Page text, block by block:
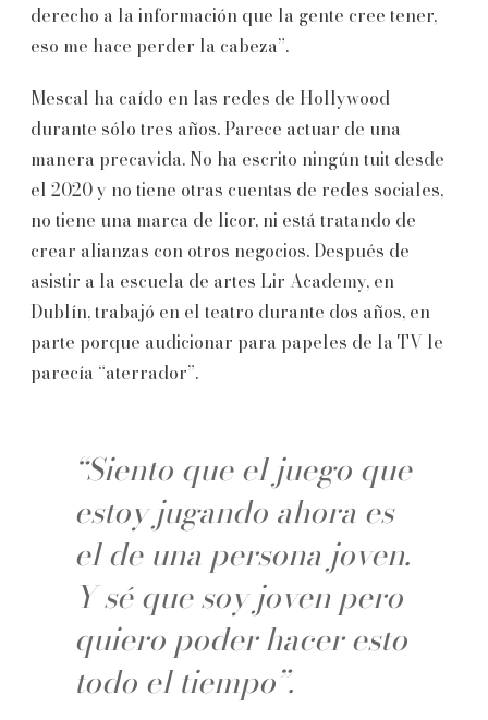
derecho a la información que la gente cree tener,
eso me hace perder la cabeza”.
Mescal ha caído en las redes de Hollywood
durante sólo tres años. Parece actuar de una
manera precavida. No ha escrito ningún tuit desde
el 2020 y no tiene otras cuentas de redes sociales,
no tiene una marca de licor, ni está tratando de
crear alianzas con otros negocios. Después de
asistir a la escuela de artes Lir Academy, en
Dublín, trabajó en el teatro durante dos años, en
parte porque audicionar para papeles de la TV le
parecía “aterrador”.
“Siento que el juego que
estoy jugando ahora es
el de una persona joven.
Y sé que soy joven pero
quiero poder hacer esto
todo el tiempo”.